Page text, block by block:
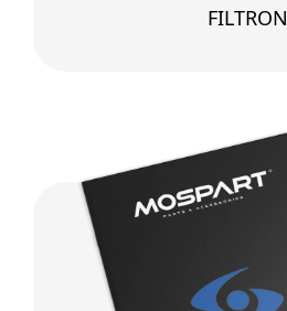
FILTRON